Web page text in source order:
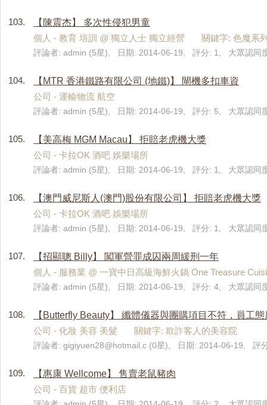
103.
【陳震杰】 多次性侵犯男童
個人 - 教育 培訓 @ 獨立人士 獨立經營 關鍵字: 色魔系
評論者: admin (5星), 日期: 2014-06-19, 評分: 1, 大眾認同
104.
【MTR 香港鐵路有限公司 (地鐵)】 閘機多扣車資
公司 - 運輸物流 航空
評論者: admin (5星), 日期: 2014-06-19, 評分: 5, 大眾認同
105.
【美高梅 MGM Macau】 拒賠老虎機大獎
公司 - 卡拉OK 酒吧 娛樂場所
評論者: admin (5星), 日期: 2014-06-19, 評分: 1, 大眾認同
106.
【澳門威尼斯人(澳門)股份有限公司】 拒賠老虎機大獎
公司 - 卡拉OK 酒吧 娛樂場所
評論者: admin (5星), 日期: 2014-06-19, 評分: 1, 大眾認同
107.
【招顯聰 Billy】 闖軍營罪成囚兩周緩刑一年
個人 - 服務業 @ 一寶中日高級海鮮火鍋 One Treasure
評論者: admin (5星), 日期: 2014-06-19, 評分: 4, 大眾認同
108.
【Butterfly Beauty】 纖體儀器與團購項目不符，員工
公司 - 化妝 美容 美髮 關鍵字: 欺詐客人的美容院
評論者: gigiyuen28@hotmail.c (0星), 日期: 2014-06-19, 評
109.
【惠康 Wellcome】 售賣老鼠豬肉
公司 - 百貨 超市 便利店